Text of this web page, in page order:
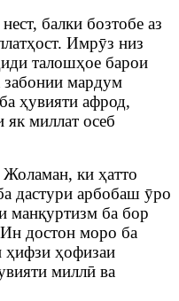
балки бозтобе аз
Имрӯз низ
талошҳое барои
забонии мардум
ҳувияти афрод,
як миллат осеб
ки ҳатто
дастури арбобаш ӯро
манқуртизм ба бор
достон моро ба
ҳифзи ҳофизаи
миллӣ ва